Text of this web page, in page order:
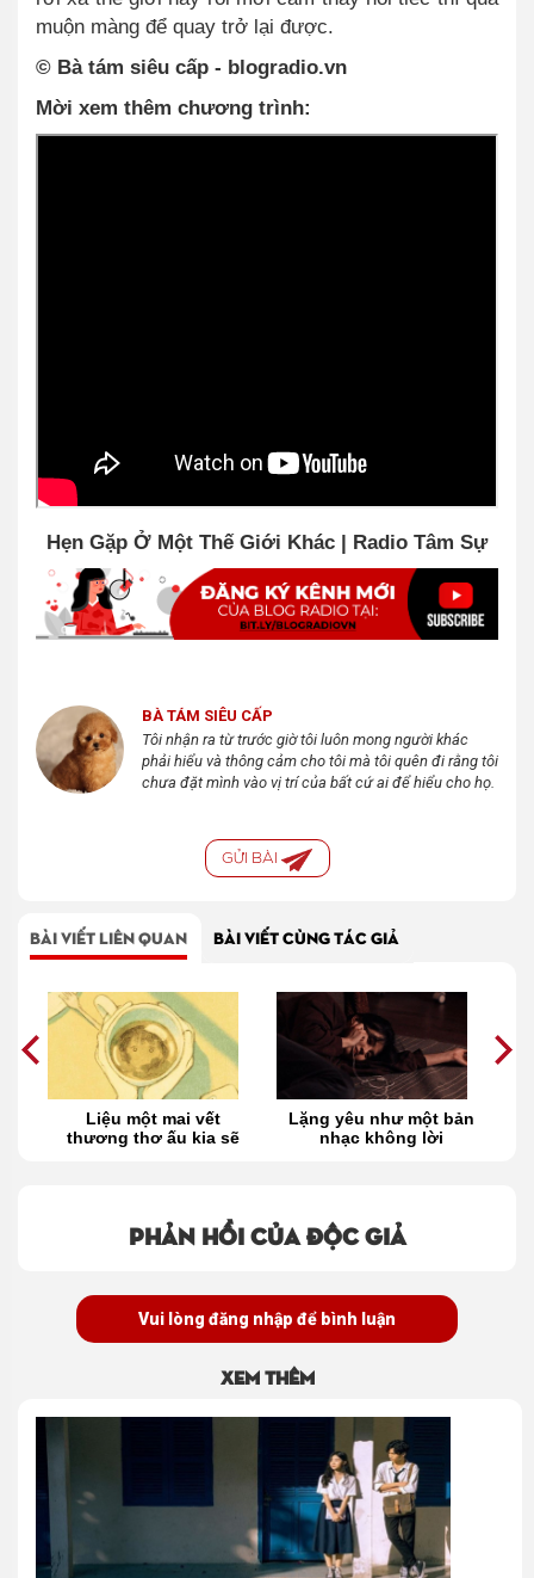
muộn màng để quay trở lại được.
© Bà tám siêu cấp - blogradio.vn
Mời xem thêm chương trình:
Hẹn Gặp Ở Một Thế Giới Khác | Radio Tâm Sự
BÀ TÁM SIÊU CẤP
Tôi nhận ra từ trước giờ tôi luôn mong người khác
phải hiểu và thông cảm cho tôi mà tôi quên đi rằng tôi
chưa đặt mình vào vị trí của bất cứ ai để hiểu cho họ.
GỬI BÀI
BÀI VIẾT LIÊN QUAN BÀI VIẾT CÙNG TÁC GIẢ
Liệu một mai vết
thương thơ ấu kia sẽ
Lặng yêu như một bản
nhạc không lời
Phản hồi của độc giả
Vui lòng đăng nhập để bình luận
Xem thêm